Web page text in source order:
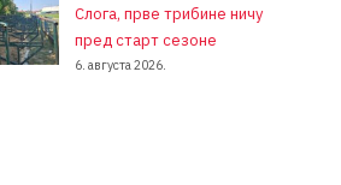
Слога, прве трибине ничу
пред старт сезоне
6. августа 2026.